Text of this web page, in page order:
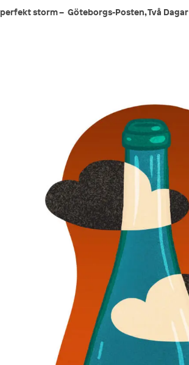
storm – Göteborgs-Posten, Två Dagar